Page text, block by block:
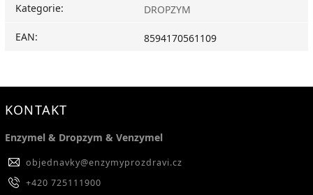
Kategorie: DROPZYM
EAN: 8594170561109
KONTAKT
Enzymel & Dropzym & Venzymel
objednavky@enzymyprozdravi.cz
+420 725111900